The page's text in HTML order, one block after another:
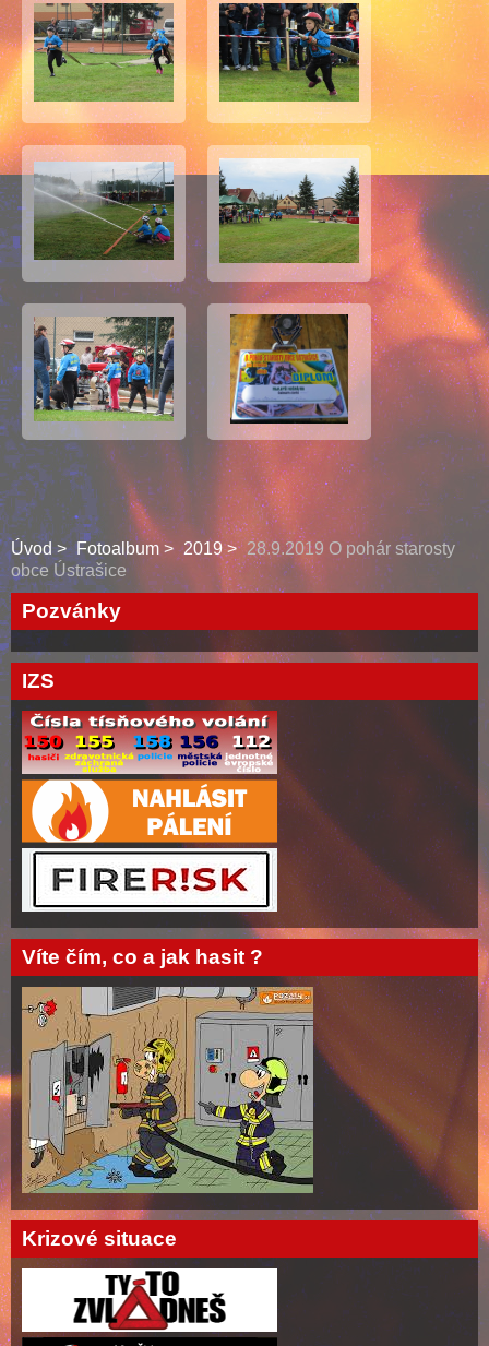
Úvod Fotoalbum 2019
28.9.2019 O pohár starosty
obce Ústrašice
Pozvánky
IZS
Víte čím, co a jak hasit ?
Krizové situace